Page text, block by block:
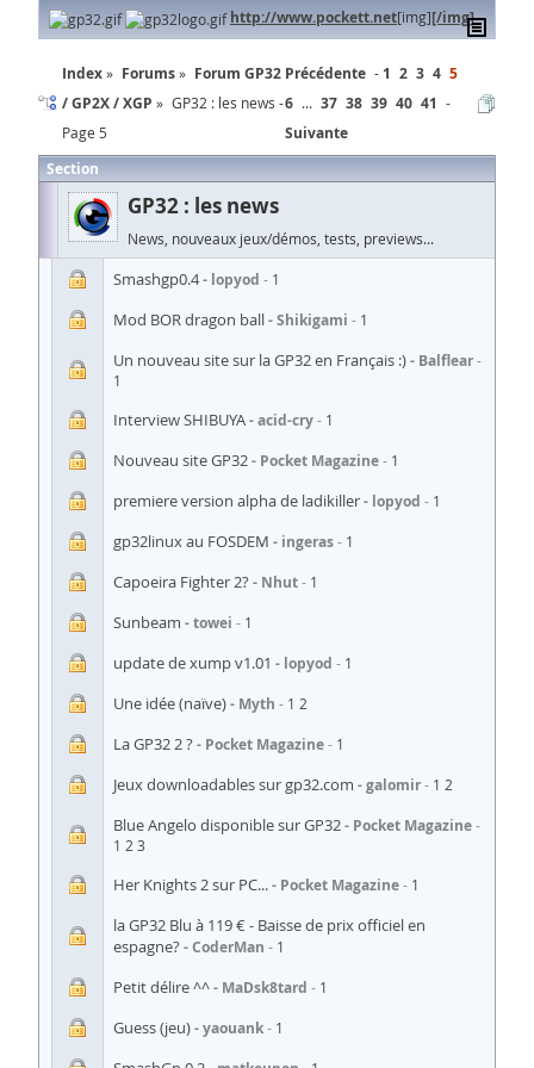
http://www.pockett.net[img][/img]
Index Forums
Forum GP32
/ GP2X / XGP
GP32 : les news -
Page 5
Précédente 1 2 3 4 5
6 ... 37 38 39 40 41
Suivante
Section
GP32 : les news
News, nouveaux jeux/démos, tests, previews...
Smashgp0.4 lopyod 1
Mod BOR dragon ball Shikigami 1
Un nouveau site sur la GP32 en Français :) Balflear
1
Interview SHIBUYA acid-cry 1
Nouveau site GP32 Pocket Magazine 1
premiere version alpha de ladikiller lopyod 1
gp32linux au FOSDEM ingeras 1
Capoeira Fighter 2? Nhut 1
Sunbeam towei 1
update de xump v1.01 lopyod 1
Une idée (naïve) Myth 1 2
La GP32 2 ? Pocket Magazine 1
Jeux downloadables sur gp32.com galomir 1 2
Blue Angelo disponible sur GP32 Pocket Magazine
1 2 3
Her Knights 2 sur PC... Pocket Magazine 1
la GP32 Blu à 119 € - Baisse de prix officiel en
espagne? CoderMan 1
Petit délire ^^ MaDsk8tard 1
Guess (jeu) yaouank 1